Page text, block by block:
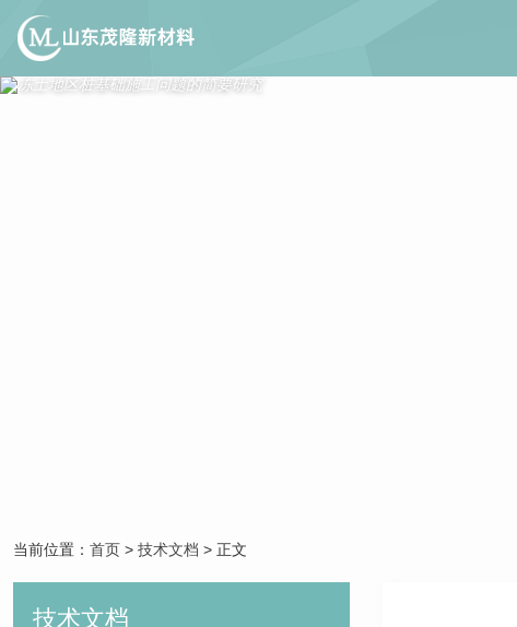
当前位置： 首页 > 技术文档 > 正文
技术文档